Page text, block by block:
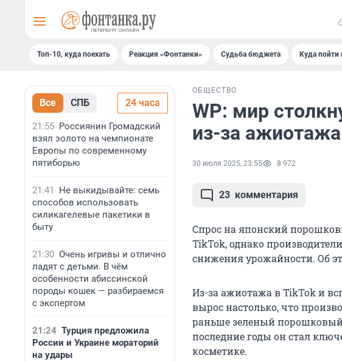
Топ-10, куда поехать Реакция «Фонтанки» Судьба бюджета Куда
Все СПБ 24 часа
21:55 Россиянин Громадский
взял золото на чемпионате
Европы по современному
пятиборью
21:41
Не выкидывайте: семь
способов использовать
силикагелевые пакетики в
быту
21:30 Очень игривы и отлично
ладят с детьми. В чём
особенности абиссинской
породы кошек — разбираемся
с экспертом
21:24 Турция предложила
России и Украине мораторий
на удары
ОБЩЕСТВО
WP: мир
из-за
30 июля 2025, 23:55 8 972
23 комментария
Спрос на японский
TikTok, однако
снижения урожайности. Об
Из-за ажиотажа в TikTok и
вырос настолько, что
раньше зеленый
последние годы он стал
косметике.